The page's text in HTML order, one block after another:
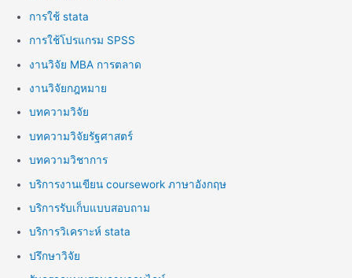
การใช้ stata
การใช้โปรแกรม SPSS
งานวิจัย MBA การตลาด
งานวิจัยกฎหมาย
บทความวิจัย
บทความวิจัยรัฐศาสตร์
บทความวิชาการ
บริการงานเขียน coursework ภาษาอังกฤษ
บริการรับเก็บแบบสอบถาม
บริการวิเคราะห์ stata
ปรึกษาวิจัย